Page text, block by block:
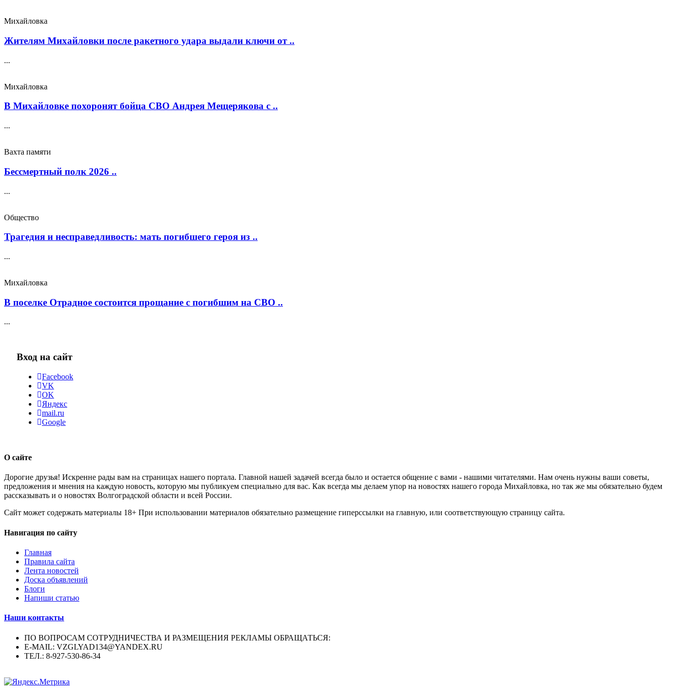
Михайловка
Жителям Михайловки после ракетного удара выдали ключи от ..
...
Михайловка
В Михайловке похоронят бойца СВО Андрея Мещерякова с ..
...
Вахта памяти
Бессмертный полк 2026 ..
...
Общество
Трагедия и несправедливость: мать погибшего героя из ..
...
Михайловка
В поселке Отрадное состоится прощание с погибшим на СВО ..
...
Вход на сайт
Facebook
VK
OK
Яндекс
mail.ru
Google
О сайте
Дорогие друзья! Искренне рады вам на страницах нашего портала. Главной нашей задачей всегда было и остается общение с вами - нашими читателями. Нам очень нужны ваши советы,
предложения и мнения на каждую новость, которую мы публикуем специально для вас. Как всегда мы делаем упор на новостях нашего города Михайловка, но так же мы обязательно будем
рассказывать и о новостях Волгоградской области и всей России.
Сайт может содержать материалы 18+ При использовании материалов обязательно размещение гиперссылки на главную, или соответствующую страницу сайта.
Навигация по сайту
Главная
Правила сайта
Лента новостей
Доска объявлений
Блоги
Напиши статью
Наши контакты
ПО ВОПРОСАМ СОТРУДНИЧЕСТВА И РАЗМЕЩЕНИЯ РЕКЛАМЫ ОБРАЩАТЬСЯ:
E-MAIL: VZGLYAD134@YANDEX.RU
ТЕЛ.: 8-927-530-86-34